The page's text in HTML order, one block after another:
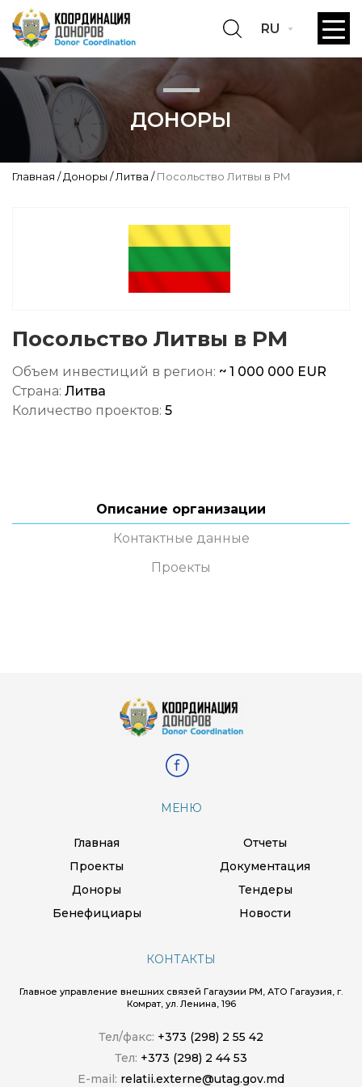
RU
ДОНОРЫ
Главная Доноры Литва Посольство Литвы в РМ
Посольство Литвы в РМ
Объем инвестиций в регион: ~ 1 000 000 EUR
Страна: Литва
Количество проектов: 5
Описание организации
Контактные данные
Проекты
МЕНЮ
Главная
Отчеты
Проекты
Документация
Доноры
Тендеры
Бенефициары
Новости
КОНТАКТЫ
Главное управление внешних связей Гагаузии РМ, АТО Гагаузия, г.
Комрат, ул. Ленина, 196
Тел/факс: +373 (298) 2 55 42
Тел: +373 (298) 2 44 53
E-mail: relatii.externe@utag.gov.md